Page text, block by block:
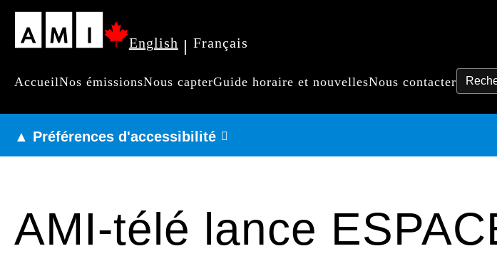
Passer
contenu
English| Français
AccueilNos émissionsNous capterGuide horaire et nouvellesNous contacter
▲ Préférences d'accessibilité
AMI-télé lance